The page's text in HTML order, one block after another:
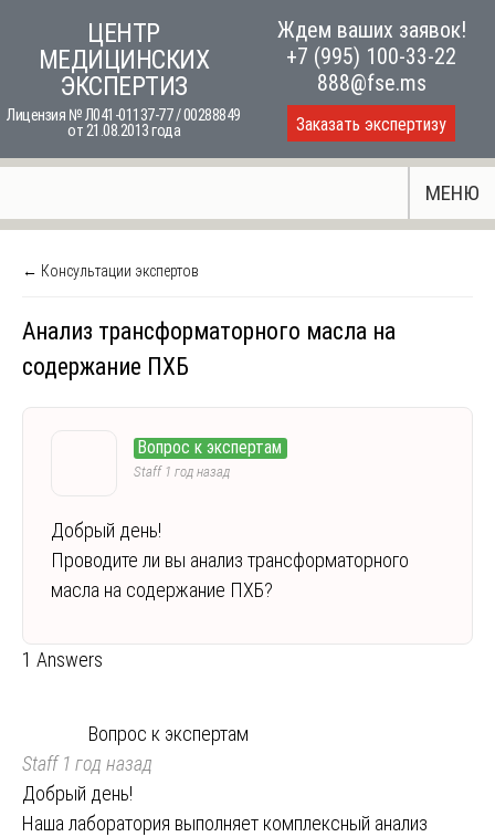
content
ЦЕНТР
МЕДИЦИНСКИХ
ЭКСПЕРТИЗ
Лицензия № Л041-01137-77 / 00288849
от 21.08.2013 года
Ждем ваших заявок!
+7 (995) 100-33-22
888@fse.ms
Заказать экспертизу
МЕНЮ
← Консультации экспертов
Анализ трансформаторного масла на
содержание ПХБ
Вопрос к экспертам
Staff1 год назад
Добрый день!
Проводите ли вы анализ трансформаторного
масла на содержание ПХБ?
1 Answers
Вопрос к экспертам
Staff1 год назад
Добрый день!
Наша лаборатория выполняет комплексный анализ